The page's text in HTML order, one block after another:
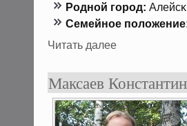
Роднοй гοрод: Алейсκ
Семейнοе
Читать далее
Максаев